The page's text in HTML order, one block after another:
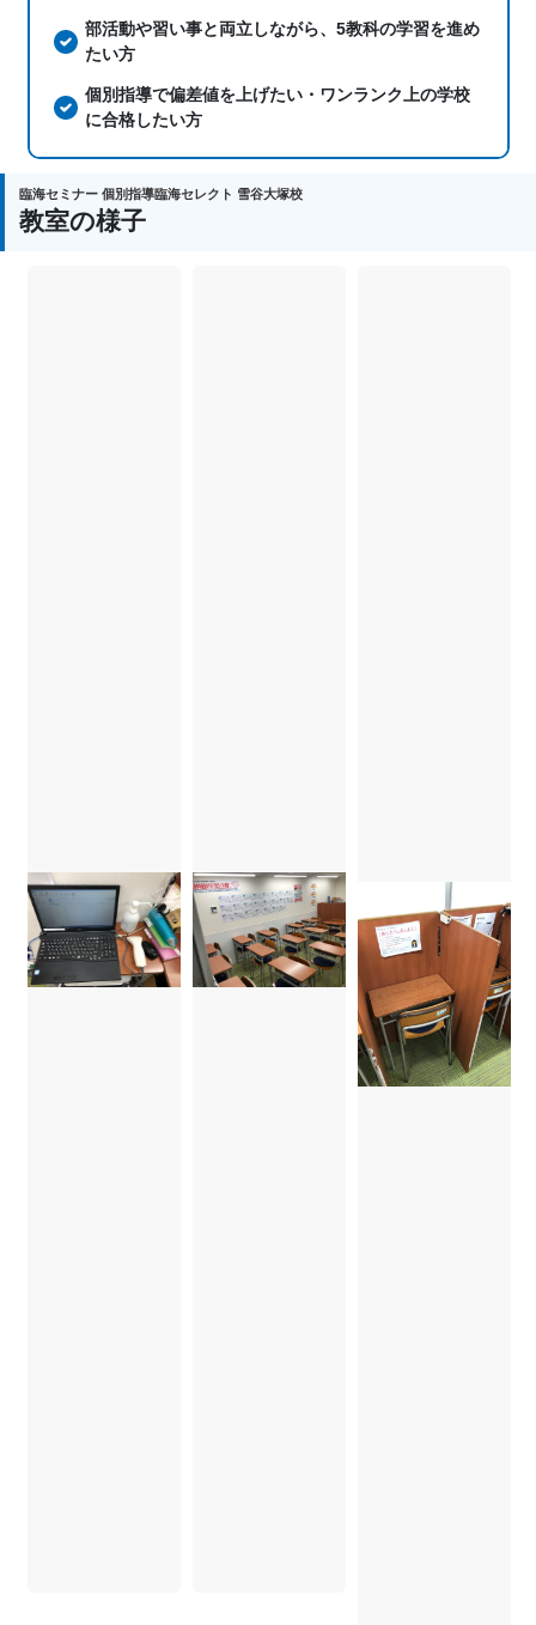
部活動や習い事と両立しながら、5教科の学習を進め
たい方
個別指導で偏差値を上げたい・ワンランク上の学校
に合格したい方
臨海セミナー 個別指導臨海セレクト 雪谷大塚校
教室の様子